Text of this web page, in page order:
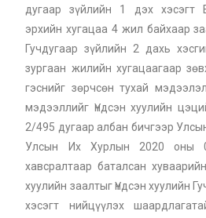
дугаар зүйлийн 1 дэх хэсэгт
эрхийн хугацаа 4 жил байхаар
Гучдугаар зүйлийн 2 дахь
зургаан жилийн хугацаагаар
гэснийг зөрчсөн тухай
мэдээллийг Үндсэн хуулийн
2/495 дугаар албан бичгээр
Улсын Их Хурлын 2020 оны
хавсралтаар баталсан
хуулийн заалтыг Үндсэн хуулийн
хэсэгт нийцүүлэх